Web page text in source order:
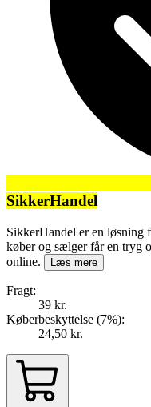
SikkerHandel
SikkerHandel er en løsning
køber og sælger får en tryg
online.
Læs mere
Fragt:
39 kr.
Køberbeskyttelse (7%):
24,50 kr.